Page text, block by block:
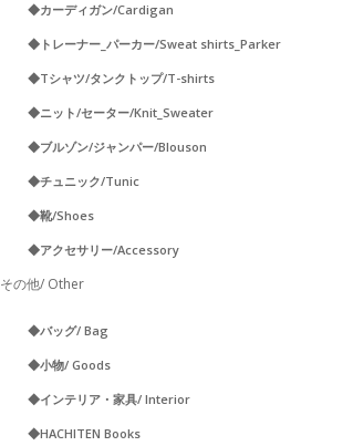
◆カーディガン/Cardigan
◆トレーナー_パーカー/Sweat shirts_Parker
◆Tシャツ/タンクトップ/T-shirts
◆ニット/セーター/Knit_Sweater
◆ブルゾン/ジャンパー/Blouson
◆チュニック/Tunic
◆靴/Shoes
◆アクセサリー/Accessory
その他/ Other
◆バッグ/ Bag
◆小物/ Goods
◆インテリア・家具/ Interior
◆HACHITEN Books